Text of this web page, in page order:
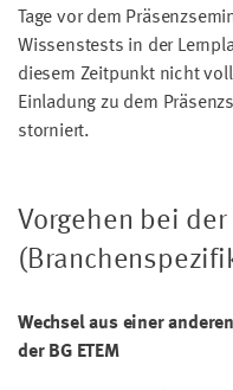
Tage vor dem
Wissenstests in der
diesem Zeitpunkt nicht
Einladung zu dem
storniert.
Vorgehen bei der
Wechsel aus einer
der BG ETEM